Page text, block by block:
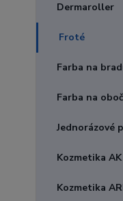
Dermaroller
Froté
Farba na
Farba na
Jednorázové
Kozmetika AK
Kozmetika